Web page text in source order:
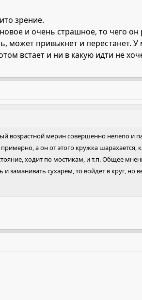
зрение.
и очень страшное, то чего
может привыкнет и перестанет.
встает и ни в какую идти не
мерин совершенно нелепо и
а он от этого кружка
ходит по мостикам, и т.п. Общее
заманивать сухарем, то войдет в круг, но